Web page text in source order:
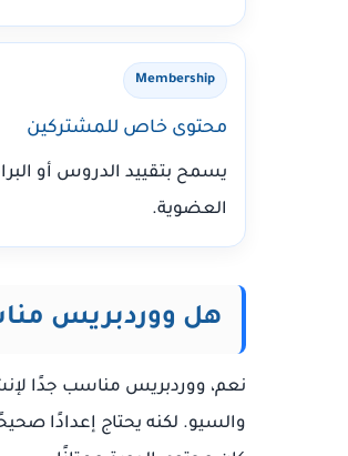
Membership
محتوى خاص للمشتركين
يسمح بتقييد الدروس أو
العضوية.
هل ووردبريس
نعم، ووردبريس مناسب جدًا
والسيو. لكنه يحتاج إعدادًا